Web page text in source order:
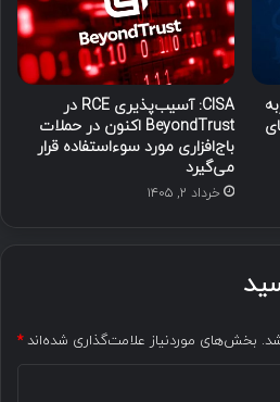
CISA: آسیب‌پذیری RCE در
BeyondTrust اکنون در حملات
باج‌افزاری مورد سوءاستفاده قرار
می‌گیرد
خرداد ۲, ۱۴۰۵
بخش‌های موردنیاز علامت‌گذاری شده‌اند*